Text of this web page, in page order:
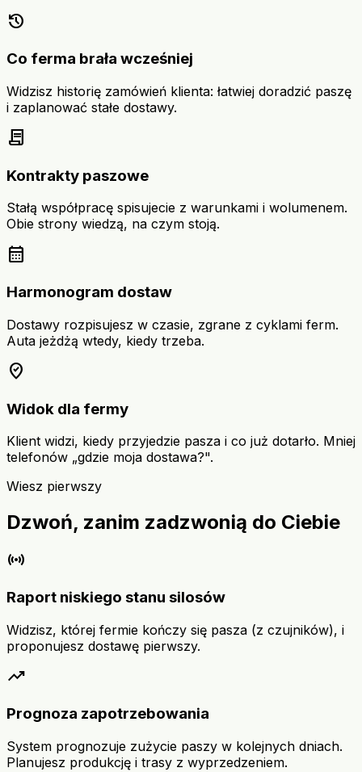
history
Co ferma brała wcześniej
Widzisz historię zamówień klienta: łatwiej doradzić paszę
i zaplanować stałe dostawy.
contract
Kontrakty paszowe
Stałą współpracę spisujecie z warunkami i wolumenem.
Obie strony wiedzą, na czym stoją.
calendar_month
Harmonogram dostaw
Dostawy rozpisujesz w czasie, zgrane z cyklami ferm.
Auta jeżdżą wtedy, kiedy trzeba.
where_to_vote
Widok dla fermy
Klient widzi, kiedy przyjedzie pasza i co już dotarło. Mniej
telefonów „gdzie moja dostawa?".
Wiesz pierwszy
Dzwoń, zanim zadzwonią do Ciebie
sensors
Raport niskiego stanu silosów
Widzisz, której fermie kończy się pasza (z czujników), i
proponujesz dostawę pierwszy.
trending_up
Prognoza zapotrzebowania
System prognozuje zużycie paszy w kolejnych dniach.
Planujesz produkcję i trasy z wyprzedzeniem.